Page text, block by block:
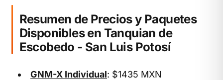
Resumen de Precios y Paquetes
Disponibles en Tanquian de
Escobedo - San Luis Potosí
GNM-X Individual: $1435 MXN